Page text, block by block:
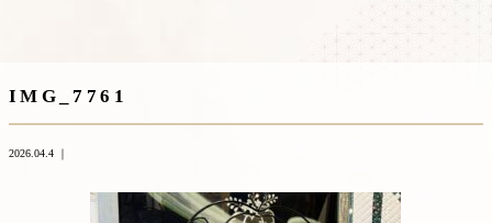
IMG_7761
2026.04.4 ｜